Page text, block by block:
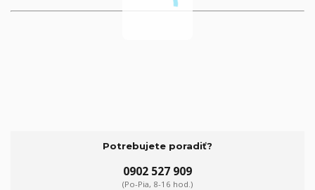
Potrebujete poradiť?
0902 527 909
(Po-Pia, 8-16 hod.)